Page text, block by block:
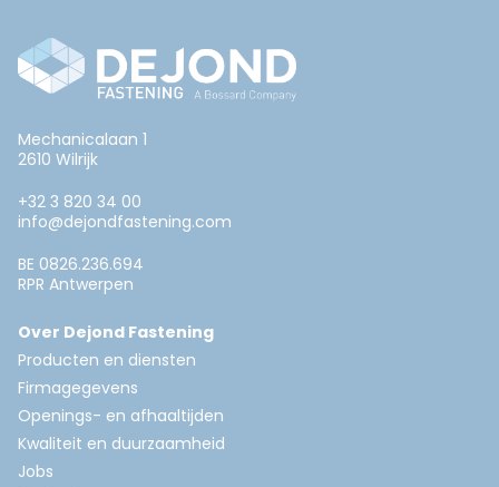
Mechanicalaan 1
2610 Wilrijk
+32 3 820 34 00
info@dejondfastening.com
BE 0826.236.694
RPR Antwerpen
Over Dejond Fastening
Producten en diensten
Firmagegevens
Openings- en afhaaltijden
Kwaliteit en duurzaamheid
Jobs